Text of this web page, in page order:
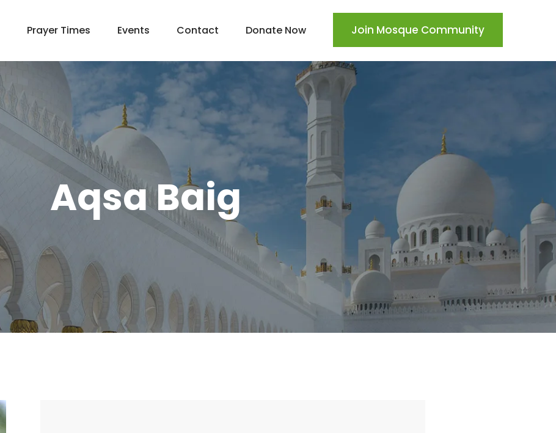
Prayer Times Events Contact Donate Now Join Mosque Community
Aqsa Baig